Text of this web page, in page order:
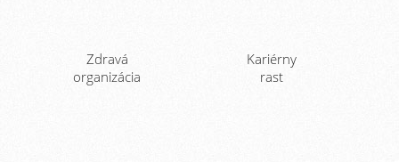
Zdravá
organizácia
Kariérny
rast